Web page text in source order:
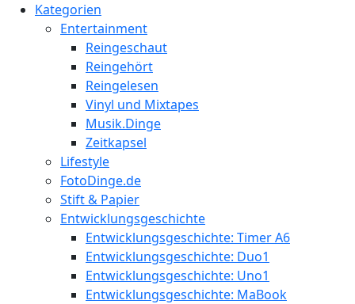
Kategorien
Entertainment
Reingeschaut
Reingehört
Reingelesen
Vinyl und Mixtapes
Musik.Dinge
Zeitkapsel
Lifestyle
FotoDinge.de
Stift & Papier
Entwicklungsgeschichte
Entwicklungsgeschichte: Timer A6
Entwicklungsgeschichte: Duo1
Entwicklungsgeschichte: Uno1
Entwicklungsgeschichte: MaBook